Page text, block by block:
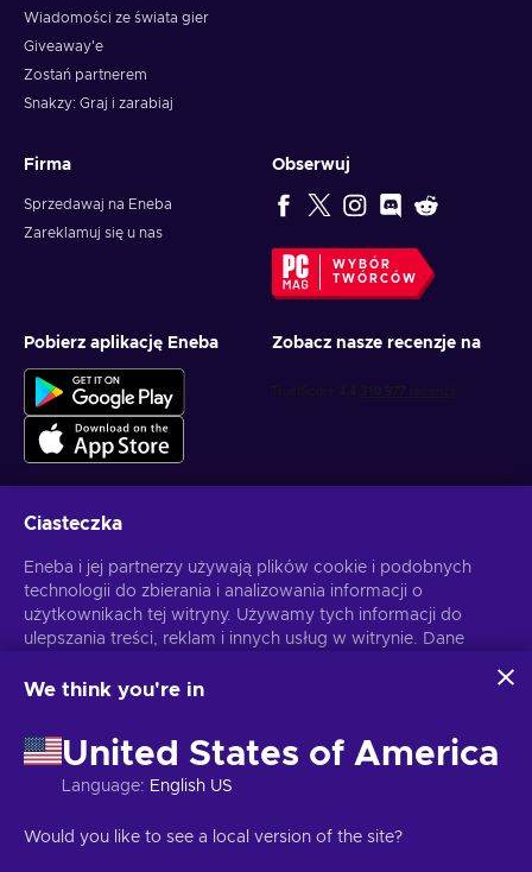
Wiadomości ze świata gier
Giveaway'e
Zostań partnerem
Snakzy: Graj i zarabiaj
Firma
Sprzedawaj na Eneba
Zareklamuj się u nas
Obserwuj
WYBÓR
TWÓRCÓW
Pobierz aplikację Eneba Zobacz nasze recenzje na
Subskrybuj
Możesz anulować subskrypcję w dowolnej chwili. Sprawdź Politykę
Copyright © 2026 Eneba. Wszelkie prawa zastrzeżone.
Ciasteczka
Eneba i jej partnerzy używają plików cookie i podobnych
technologii do zbierania i analizowania informacji o
użytkownikach tej witryny. Używamy tych informacji do
ulepszania treści, reklam i innych usług w witrynie. Dane
do personalizacji reklam.
korzystanie z tych technologii przez firmę Eneba i jej
partnerów. Zgodę można dostosować, klikając przycisk
"Dostosuj".
danych przez Google można znaleźć na stronie
We think you're in
United States of America
Language: English US
Would you like to see a local version of the site?